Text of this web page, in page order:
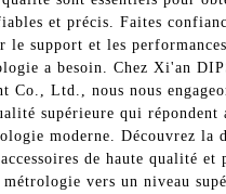
et précis. Faites
support et les
a besoin. Chez Xi'an
Co., Ltd., nous nous
supérieure qui répondent
moderne. Découvrez la
de haute qualité et
vers un niveau